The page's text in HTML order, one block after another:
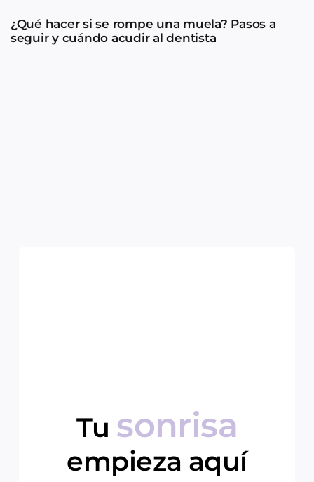
¿Qué hacer si se rompe una muela? Pasos a
seguir y cuándo acudir al dentista
Tu sonrisa
empieza aquí